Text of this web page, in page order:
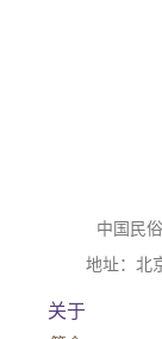
中国民
地址：北
关于